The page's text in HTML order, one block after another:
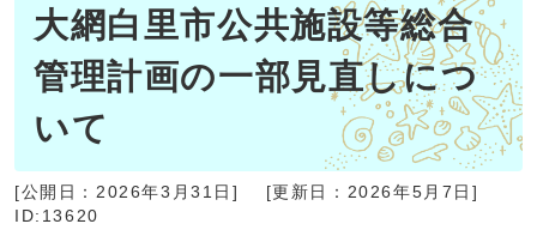
大網白里市公共施設等総合
管理計画の一部見直しにつ
いて
[公開日： 2026年3月31日 ] [更新日： 2026年5月7日]
ID:13620